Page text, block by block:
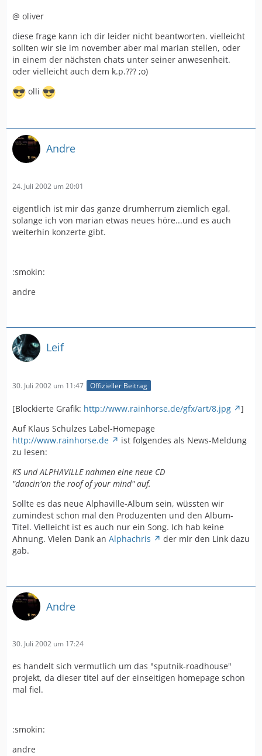
@ oliver
diese frage kann ich dir leider nicht beantworten. vielleicht
sollten wir sie im november aber mal marian stellen, oder
in einem der nächsten chats unter seiner anwesenheit.
oder vielleicht auch dem k.p.??? ;o)
olli
Andre
24. Juli 2002 um 20:01
eigentlich ist mir das ganze drumherrum ziemlich egal,
solange ich von marian etwas neues höre...und es auch
weiterhin konzerte gibt.
:smokin:
andre
Leif
30. Juli 2002 um 11:47 Offizieller Beitrag
[Blockierte Grafik: http://www.rainhorse.de/gfx/art/8.jpg
]
Auf Klaus Schulzes Label-Homepage
http://www.rainhorse.de
ist folgendes als News-Meldung
zu lesen:
KS und ALPHAVILLE nahmen eine neue CD
"dancin'on the roof of your mind" auf.
Sollte es das neue Alphaville-Album sein, wüssten wir
zumindest schon mal den Produzenten und den Album-
Titel. Vielleicht ist es auch nur ein Song. Ich hab keine
Ahnung. Vielen Dank an Alphachris
der mir den Link dazu
gab.
Andre
30. Juli 2002 um 17:24
es handelt sich vermutlich um das "sputnik-roadhouse"
projekt, da dieser titel auf der einseitigen homepage schon
mal fiel.
:smokin:
andre